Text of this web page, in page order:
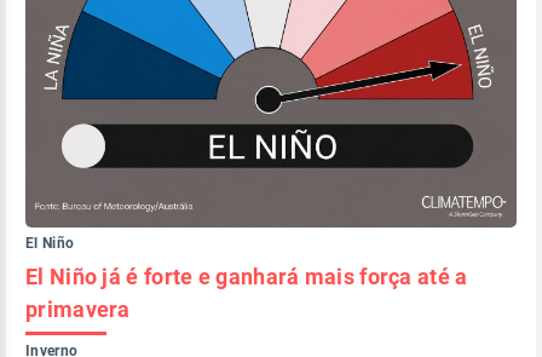
El Niño
El Niño já é forte e ganhará mais força até a
primavera
Inverno